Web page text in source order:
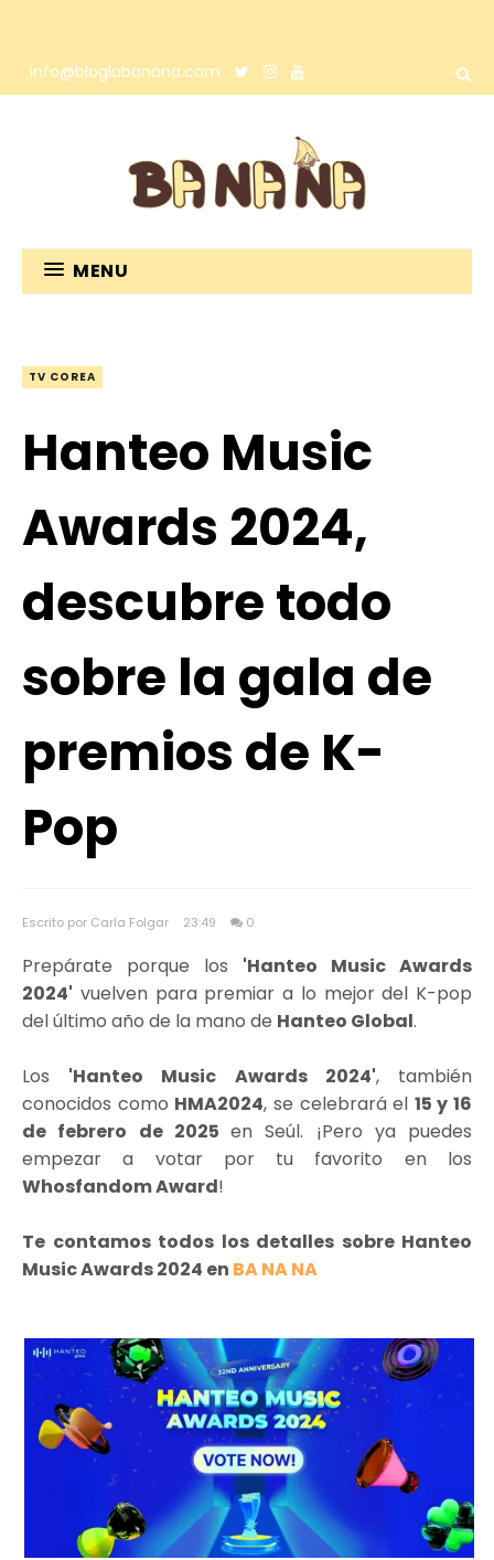
info@bloglabanana.com
MENU
TV COREA
Hanteo Music
Awards 2024,
descubre todo
sobre la gala de
premios de K-
Pop
Escrito por Carla Folgar 23:49 0
Prepárate porque los 'Hanteo Music Awards
2024' vuelven para premiar a lo mejor del K-pop
del último año de la mano de Hanteo Global.
Los 'Hanteo Music Awards 2024', también
conocidos como HMA2024, se celebrará el 15 y 16
de febrero de 2025 en Seúl. ¡Pero ya puedes
empezar a votar por tu favorito en los
Whosfandom Award!
Te contamos todos los detalles sobre Hanteo
Music Awards 2024 en BA NA NA